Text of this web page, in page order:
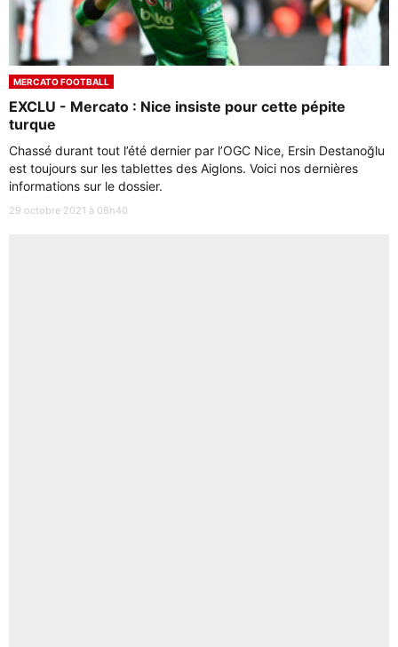
MERCATO FOOTBALL
EXCLU - Mercato : Nice insiste pour cette pépite
turque
Chassé durant tout l’été dernier par l’OGC Nice, Ersin Destanoğlu
est toujours sur les tablettes des Aiglons. Voici nos dernières
informations sur le dossier.
29 octobre 2021 à 08h40